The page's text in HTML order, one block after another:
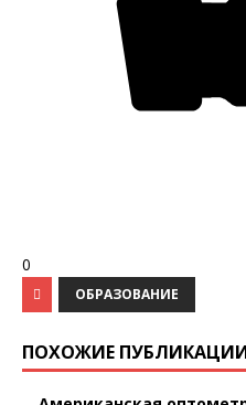
0
ОБРАЗОВАНИЕ
ПОХОЖИЕ